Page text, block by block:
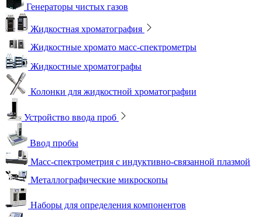
Генераторы чистых газов
Жидкостная хроматография
Жидкостные хромато масс-спектрометры
Жидкостные хроматографы
Колонки для жидкостной хроматографии
Устройство ввода проб
Ввод пробы
Масс-спектрометрия с индуктивно-связанной плазмой
Металлографические микроскопы
Наборы для определения компонентов